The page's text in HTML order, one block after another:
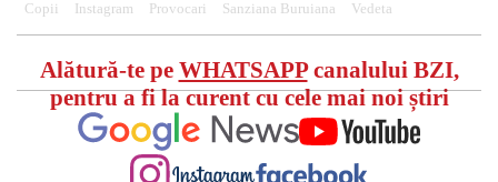
Copii Instagram Provocari Sanziana Buruiana Vedeta
Alătură-te pe WHATSAPPcanalului BZI,
pentru a fi la curent cu cele mai noi știri